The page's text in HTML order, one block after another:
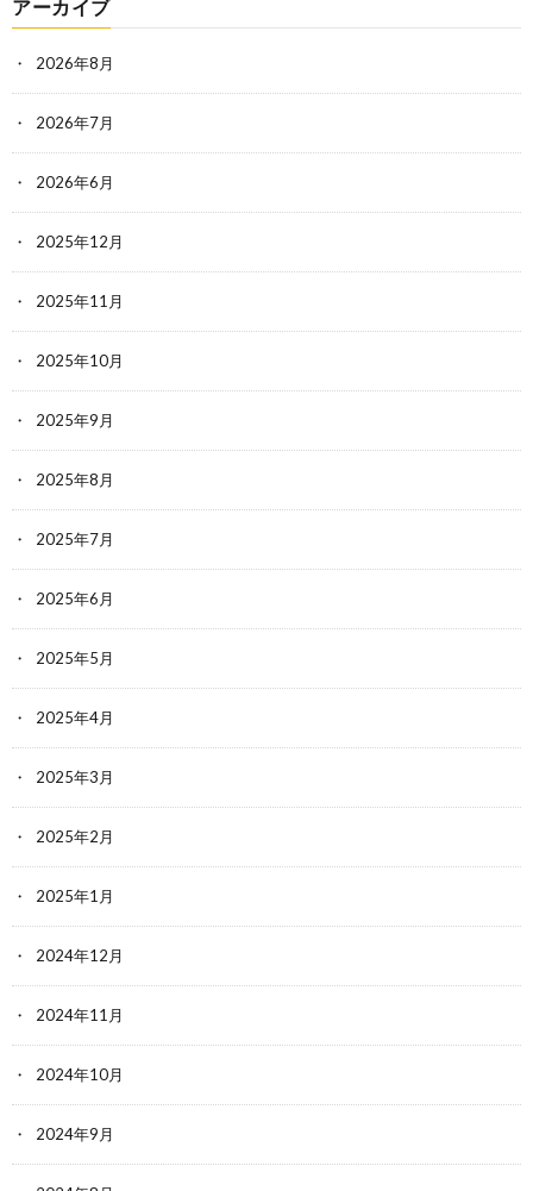
アーカイブ
2026年8月
2026年7月
2026年6月
2025年12月
2025年11月
2025年10月
2025年9月
2025年8月
2025年7月
2025年6月
2025年5月
2025年4月
2025年3月
2025年2月
2025年1月
2024年12月
2024年11月
2024年10月
2024年9月